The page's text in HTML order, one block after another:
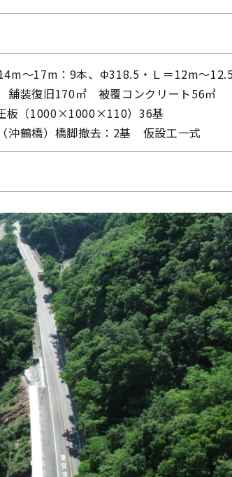
～17m：9本、Φ318.5・Ｌ＝12m～
舗装復旧170㎡ 被覆コンクリート56㎥
板（1000×1000×110）36基
鶴橋）橋脚撤去：2基 仮設工一式